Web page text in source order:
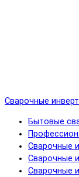
Сварочные
Бытовые
Сварочные
Сварочные
Сварочные